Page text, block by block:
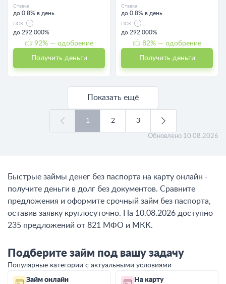
Ставка
до 0.8% в день
ПСК
до 292.000%
92% — одобрение
Получить деньги
Ставка
до 0.8% в день
ПСК
до 292.000%
82% — одобрение
Получить деньги
Показать ещё
1 2 3
Обновлено 10.08.2026
Быстрые займы денег без паспорта на карту онлайн -
получите деньги в долг без документов. Сравните
предложения и оформите срочный займ без паспорта,
оставив заявку круглосуточно. На 10.08.2026 доступно
235 предложений от 821 МФО и МКК.
Подберите займ под вашу задачу
Популярные категории с актуальными условиями
Займ онлайн На карту